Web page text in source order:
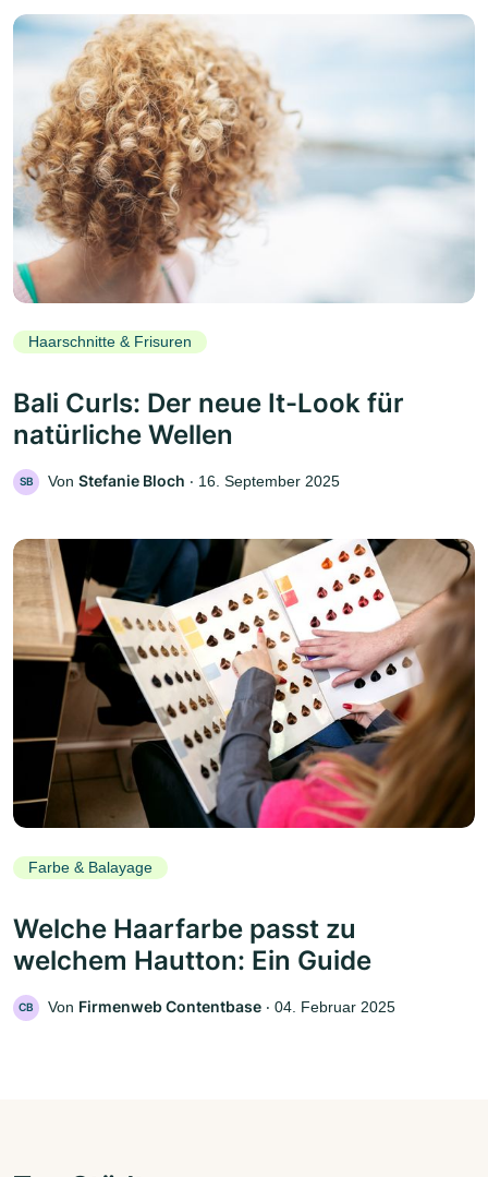
Haarschnitte & Frisuren
Bali Curls: Der neue It-Look für
natürliche Wellen
SB Von Stefanie Bloch ‧ 16. September 2025
Farbe & Balayage
Welche Haarfarbe passt zu
welchem Hautton: Ein Guide
CB Von Firmenweb Contentbase ‧ 04. Februar 2025